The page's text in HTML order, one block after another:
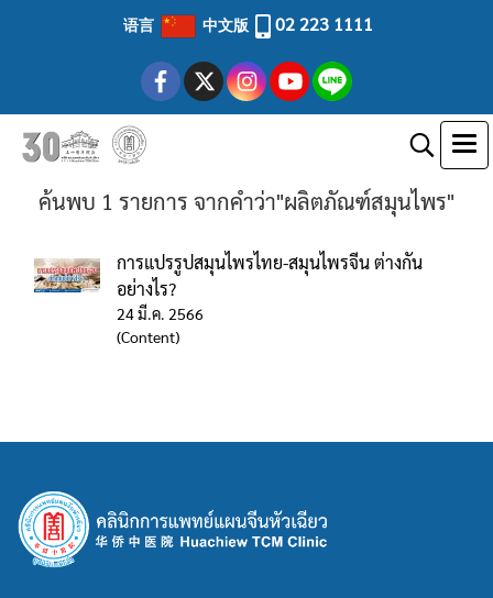
语言 中文版 02 223 1111
ค้นพบ 1 รายการ จากคำว่า"ผลิตภัณฑ์สมุนไพร"
การแปรรูปสมุนไพรไทย-สมุนไพรจีน ต่างกัน
อย่างไร?
24 มี.ค. 2566
(Content)